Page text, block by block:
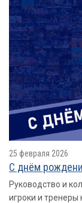
25 февраля 2026
С днём
Руководство и
игроки и